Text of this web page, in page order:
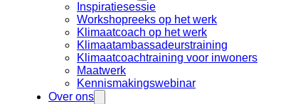
Inspiratiesessie
Workshopreeks op het werk
Klimaatcoach op het werk
Klimaatambassadeurstraining
Klimaatcoachtraining voor inwoners
Maatwerk
Kennismakingswebinar
Over ons